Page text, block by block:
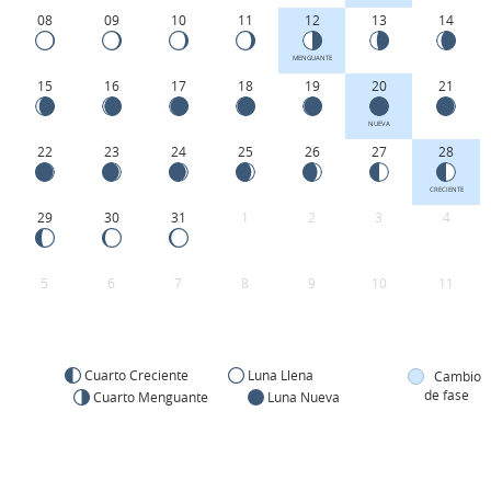
08 09 10 11 12
MENGUANTE
13 14
15 16 17 18 19 20
NUEVA
21
22 23 24 25 26 27 28
CRECIENTE
29 30 31 1 2 3 4
5 6 7 8 9 10 11
Cuarto Creciente
Luna Llena
Cuarto Menguante
Luna Nueva
Cambio
de fase